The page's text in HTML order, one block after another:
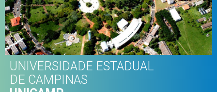
UNIVERSIDADE ESTADUAL
DE CAMPINAS